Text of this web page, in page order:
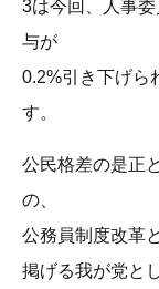
3は今回、人事
与が
0.2%引き下げら
す。
公民格差の是正
の、
公務員制度改革
掲げる我が党と